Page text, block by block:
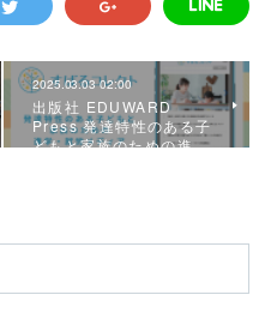
2025.03.03 02:00
出版社 EDUWARD
Press 発達特性のある子
どもと家族のための進…